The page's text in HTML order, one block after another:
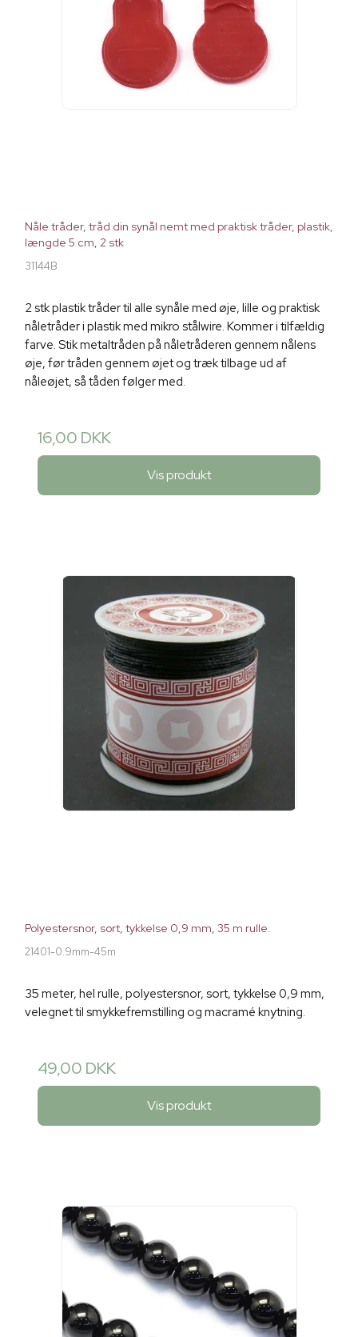
Nåle tråder, tråd din synål nemt med praktisk tråder, plastik,
længde 5 cm, 2 stk
31144B
2 stk plastik tråder til alle synåle med øje, lille og praktisk
nåletråder i plastik med mikro stålwire. Kommer i tilfældig
farve. Stik metaltråden på nåletråderen gennem nålens
øje, før tråden gennem øjet og træk tilbage ud af
nåleøjet, så tåden følger med.
16,00 DKK
Vis produkt
Polyestersnor, sort, tykkelse 0,9 mm, 35 m rulle.
21401-0.9mm-45m
35 meter, hel rulle, polyestersnor, sort, tykkelse 0,9 mm,
velegnet til smykkefremstilling og macramé knytning.
49,00 DKK
Vis produkt